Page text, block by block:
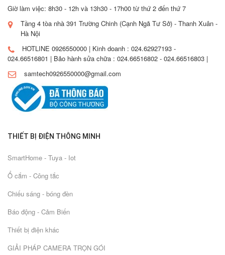
Giờ làm việc: 8h30 - 12h và 13h30 - 17h00 từ thứ 2 đến thứ 7
Tầng 4 tòa nhà 391 Trường Chinh (Cạnh Ngã Tư Sở) - Thanh Xuân -
Hà Nội
HOTLINE 0926550000 | Kinh doanh : 024.62927193 -
024.66516801 | Bảo hành sửa chữa : 024.66516802 - 024.66516803 |
samtech0926550000@gmail.com
THIẾT BỊ ĐIỆN THÔNG MINH
SmartHome - Tuya - Iot
Ổ cắm - Công tắc
Chiếu sáng - bóng đèn
Báo động - Cảm Biến
Thiết bị điện khác
GIẢI PHÁP CAMERA TRỌN GÓI